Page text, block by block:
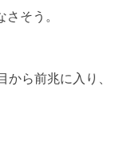
そう。
ら前兆に入り、